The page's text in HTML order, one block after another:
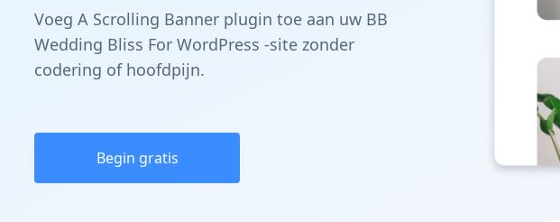
Voeg A Scrolling Banner plugin toe aan uw BB
Wedding Bliss For WordPress -site zonder
codering of hoofdpijn.
Begin gratis